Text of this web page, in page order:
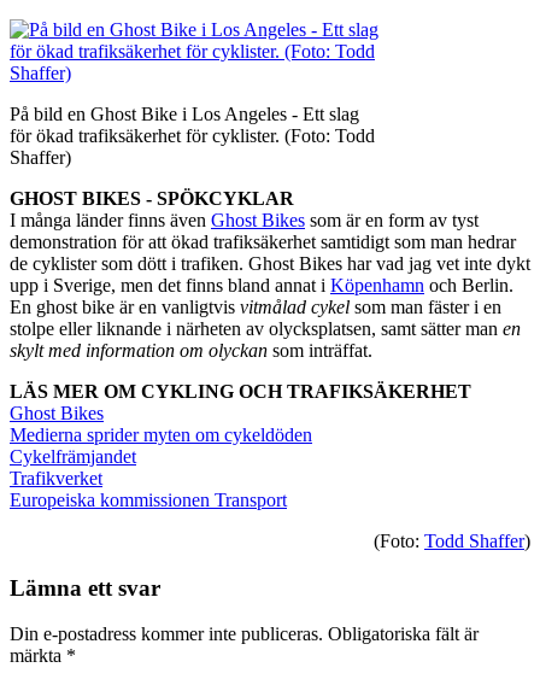
På bild en Ghost Bike i Los Angeles - Ett slag
för ökad trafiksäkerhet för cyklister. (Foto: Todd
Shaffer)
GHOST BIKES - SPÖKCYKLAR
I många länder finns även Ghost Bikes som är en form av tyst
demonstration för att ökad trafiksäkerhet samtidigt som man hedrar
de cyklister som dött i trafiken. Ghost Bikes har vad jag vet inte dykt
upp i Sverige, men det finns bland annat i Köpenhamn och Berlin.
En ghost bike är en vanligtvis vitmålad cykel som man fäster i en
stolpe eller liknande i närheten av olycksplatsen, samt sätter man en
skylt med information om olyckan som inträffat.
LÄS MER OM CYKLING OCH TRAFIKSÄKERHET
Ghost Bikes
Medierna sprider myten om cykeldöden
Cykelfrämjandet
Trafikverket
Europeiska kommissionen Transport
(Foto: Todd Shaffer)
Lämna ett svar
Din e-postadress kommer inte publiceras. Obligatoriska fält är
märkta *